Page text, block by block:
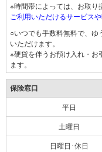
※時間帯によっては、お取り
ご利用いただけるサービス
○いつでも手数料無料で、
いただけます。
※硬貨を伴うお預け入れ・お
ます。
保険窓口
平日
土曜日
日曜日･休日